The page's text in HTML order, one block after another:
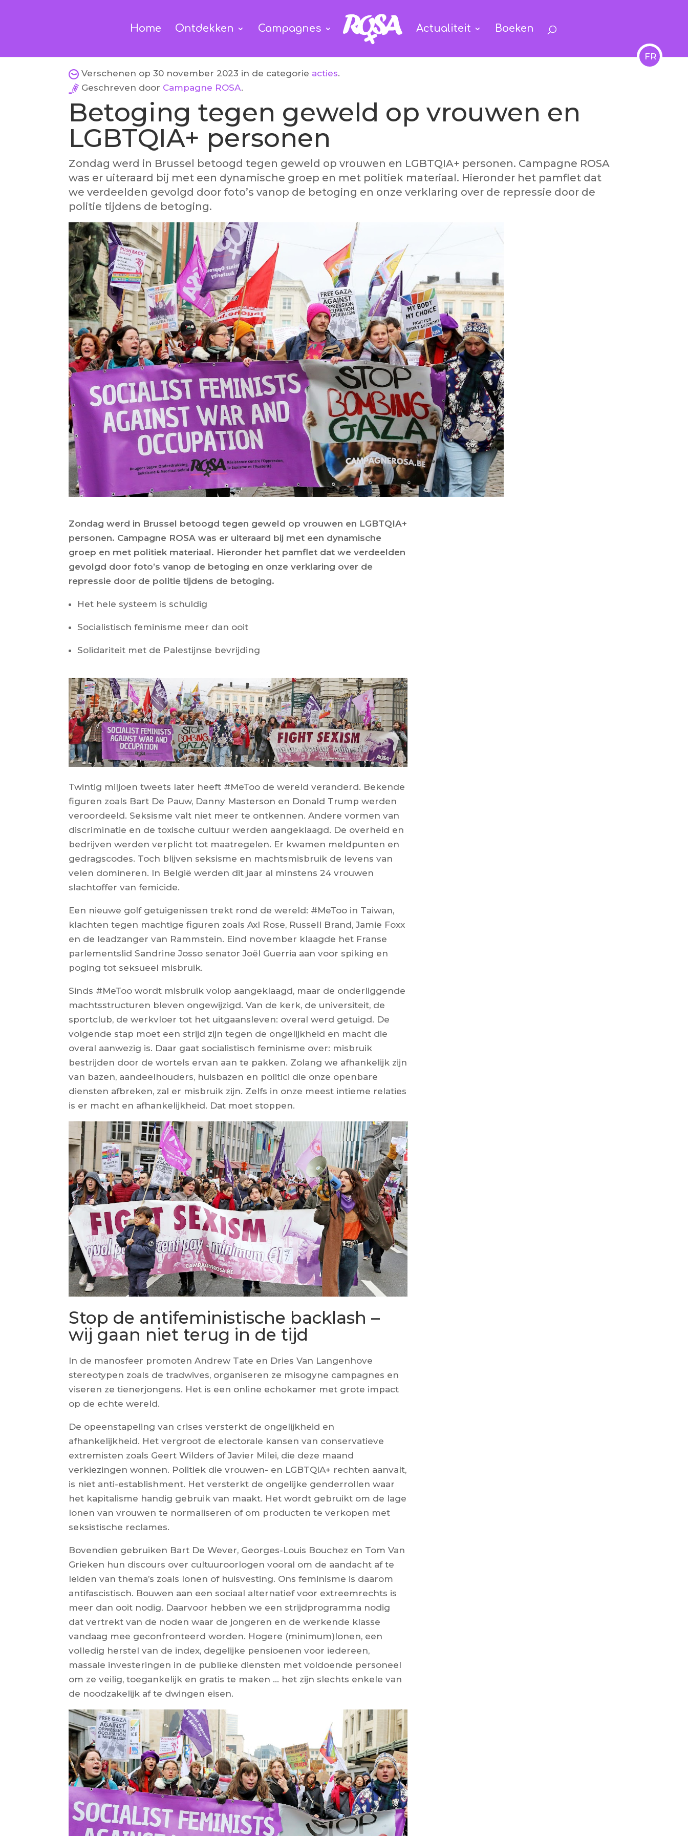
Home Ontdekken Campagnes Actualiteit Boeken
FR
Verschenen op 30 november 2023 in de categorie acties.
Geschreven door Campagne ROSA.
Betoging tegen geweld op vrouwen en
LGBTQIA+ personen
Zondag werd in Brussel betoogd tegen geweld op vrouwen en LGBTQIA+ personen. Campagne ROSA
was er uiteraard bij met een dynamische groep en met politiek materiaal. Hieronder het pamflet dat
we verdeelden gevolgd door foto’s vanop de betoging en onze verklaring over de repressie door de
politie tijdens de betoging.
Zondag werd in Brussel betoogd tegen geweld op vrouwen en LGBTQIA+
personen. Campagne ROSA was er uiteraard bij met een dynamische
groep en met politiek materiaal. Hieronder het pamflet dat we verdeelden
gevolgd door foto’s vanop de betoging en onze verklaring over de
repressie door de politie tijdens de betoging.
Het hele systeem is schuldig
Socialistisch feminisme meer dan ooit
Solidariteit met de Palestijnse bevrijding
Twintig miljoen tweets later heeft #MeToo de wereld veranderd. Bekende
figuren zoals Bart De Pauw, Danny Masterson en Donald Trump werden
veroordeeld. Seksisme valt niet meer te ontkennen. Andere vormen van
discriminatie en de toxische cultuur werden aangeklaagd. De overheid en
bedrijven werden verplicht tot maatregelen. Er kwamen meldpunten en
gedragscodes. Toch blijven seksisme en machtsmisbruik de levens van
velen domineren. In België werden dit jaar al minstens 24 vrouwen
slachtoffer van femicide.
Een nieuwe golf getuigenissen trekt rond de wereld: #MeToo in Taiwan,
klachten tegen machtige figuren zoals Axl Rose, Russell Brand, Jamie Foxx
en de leadzanger van Rammstein. Eind november klaagde het Franse
parlementslid Sandrine Josso senator Joël Guerria aan voor spiking en
poging tot seksueel misbruik.
Sinds #MeToo wordt misbruik volop aangeklaagd, maar de onderliggende
machtsstructuren bleven ongewijzigd. Van de kerk, de universiteit, de
sportclub, de werkvloer tot het uitgaansleven: overal werd getuigd. De
volgende stap moet een strijd zijn tegen de ongelijkheid en macht die
overal aanwezig is. Daar gaat socialistisch feminisme over: misbruik
bestrijden door de wortels ervan aan te pakken. Zolang we afhankelijk zijn
van bazen, aandeelhouders, huisbazen en politici die onze openbare
diensten afbreken, zal er misbruik zijn. Zelfs in onze meest intieme relaties
is er macht en afhankelijkheid. Dat moet stoppen.
Stop de antifeministische backlash –
wij gaan niet terug in de tijd
In de manosfeer promoten Andrew Tate en Dries Van Langenhove
stereotypen zoals de tradwives, organiseren ze misogyne campagnes en
viseren ze tienerjongens. Het is een online echokamer met grote impact
op de echte wereld.
De opeenstapeling van crises versterkt de ongelijkheid en
afhankelijkheid. Het vergroot de electorale kansen van conservatieve
extremisten zoals Geert Wilders of Javier Milei, die deze maand
verkiezingen wonnen. Politiek die vrouwen- en LGBTQIA+ rechten aanvalt,
is niet anti-establishment. Het versterkt de ongelijke genderrollen waar
het kapitalisme handig gebruik van maakt. Het wordt gebruikt om de lage
lonen van vrouwen te normaliseren of om producten te verkopen met
seksistische reclames.
Bovendien gebruiken Bart De Wever, Georges-Louis Bouchez en Tom Van
Grieken hun discours over cultuuroorlogen vooral om de aandacht af te
leiden van thema’s zoals lonen of huisvesting. Ons feminisme is daarom
antifascistisch. Bouwen aan een sociaal alternatief voor extreemrechts is
meer dan ooit nodig. Daarvoor hebben we een strijdprogramma nodig
dat vertrekt van de noden waar de jongeren en de werkende klasse
vandaag mee geconfronteerd worden. Hogere (minimum)lonen, een
volledig herstel van de index, degelijke pensioenen voor iedereen,
massale investeringen in de publieke diensten met voldoende personeel
om ze veilig, toegankelijk en gratis te maken … het zijn slechts enkele van
de noodzakelijk af te dwingen eisen.